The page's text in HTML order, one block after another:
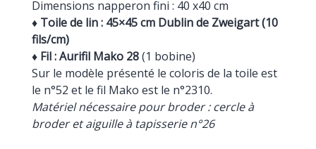
Dimensions napperon fini : 40 x40 cm
♦ Toile de lin : 45×45 cm Dublin de Zweigart (10
fils/cm)
♦ Fil : Aurifil Mako 28(1 bobine)
Sur le modèle présenté le coloris de la toile est
le n°52 et le fil Mako est le n°2310.
Matériel nécessaire pour broder : cercle à
broder et aiguille à tapisserie n°26